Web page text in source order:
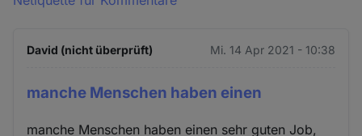
David (nicht überprüft) Mi. 14 Apr 2021 - 10:38
manche Menschen haben einen
manche Menschen haben einen sehr guten Job,